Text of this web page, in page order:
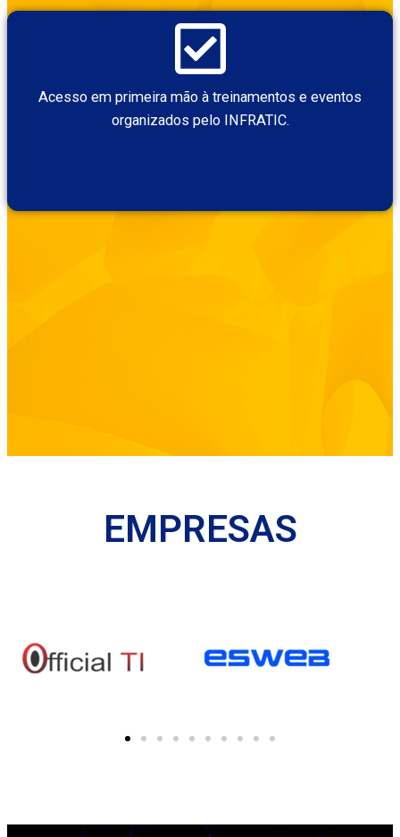
Acesso em primeira mão à treinamentos e eventos
organizados pelo INFRATIC.
EMPRESAS